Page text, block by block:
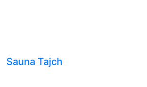
Sauna Tajch